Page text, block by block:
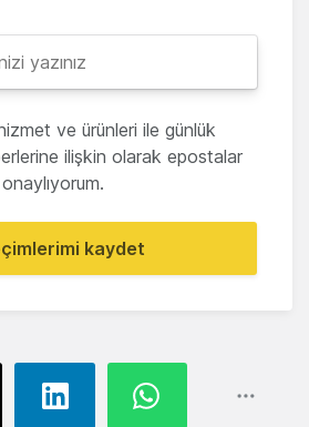
ve ürünleri ile günlük
ilişkin olarak epostalar
kaydet